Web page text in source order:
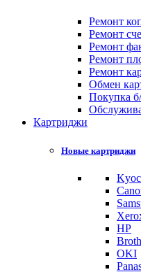
Ремонт
Ремонт
Ремонт
Ремонт
Ремонт
Обмен
Покупка
Картриджи
Новые картриджи
HP
OKI